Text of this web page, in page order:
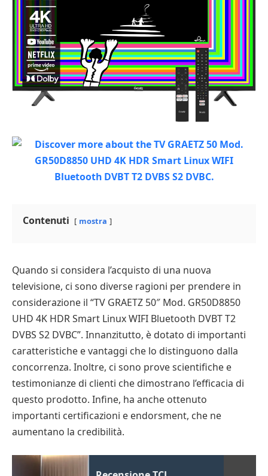
Contenuti mostra
Quando si considera l’acquisto di una nuova
televisione, ci sono diverse ragioni per prendere in
considerazione il “TV GRAETZ 50″ Mod. GR50D8850
UHD 4K HDR Smart Linux WIFI Bluetooth DVBT T2
DVBS S2 DVBC”. Innanzitutto, è dotato di importanti
caratteristiche e vantaggi che lo distinguono dalla
concorrenza. Inoltre, ci sono prove scientifiche e
testimonianze di clienti che dimostrano l’efficacia di
questo prodotto. Infine, ha anche ottenuto
importanti certificazioni e endorsment, che ne
aumentano la credibilità.